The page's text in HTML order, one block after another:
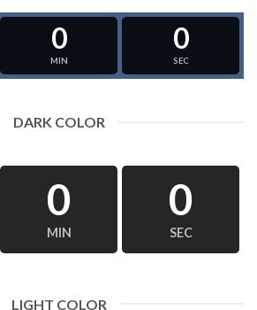
0
MIN
0
SEC
DARK COLOR
0
MIN
0
SEC
LIGHT COLOR